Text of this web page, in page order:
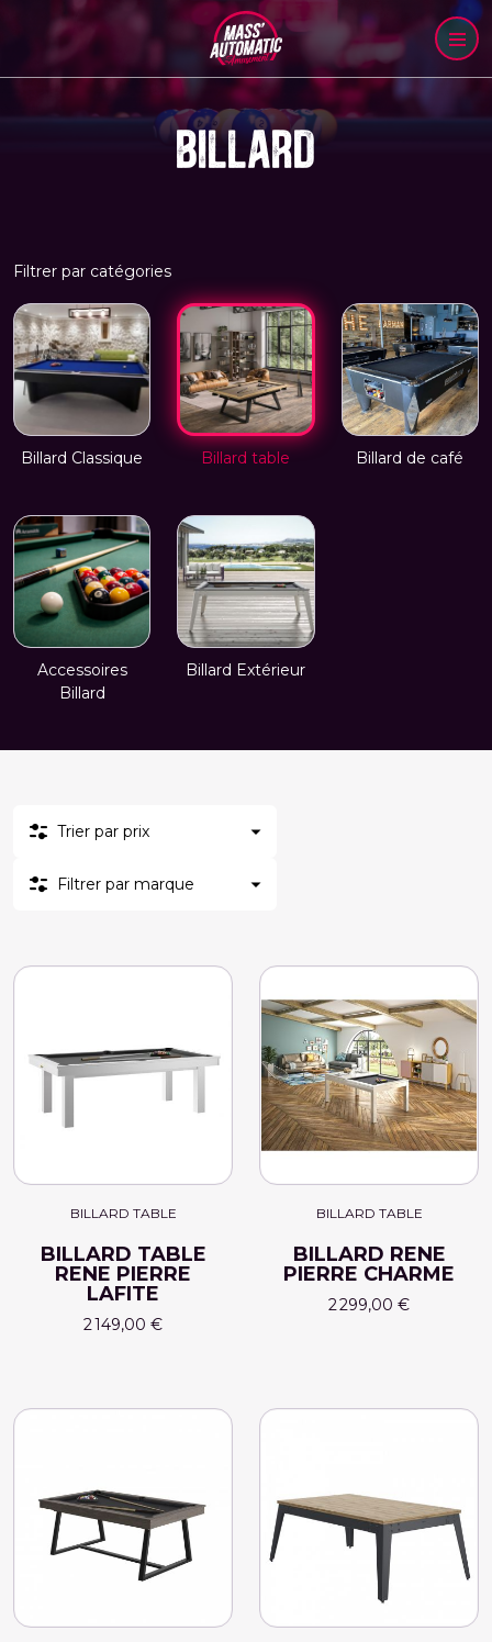
BILLARD
Filtrer par catégories
Billard Classique Billard table Billard de café
Accessoires
Billard
Billard Extérieur
Trier par prix
Filtrer par marque
BILLARD TABLE
BILLARD TABLE
RENE PIERRE
LAFITE
2 149,00 €
BILLARD TABLE
BILLARD RENE
PIERRE CHARME
2 299,00 €